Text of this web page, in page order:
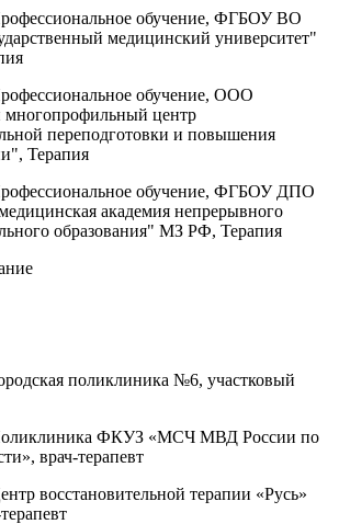
обучение, ФГБОУ ВО
медицинский университет"
обучение, ООО
центр
переподготовки и повышения
Терапия
обучение, ФГБОУ ДПО
академия непрерывного
образования" МЗ РФ, Терапия
поликлиника №6, участковый
ФКУЗ «МСЧ МВД России по
врач-терапевт
восстановительной терапии «Русь»